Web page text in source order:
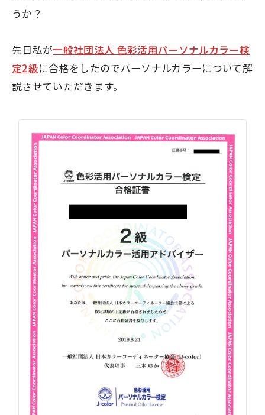
うか？
先日私が一般社団法人 色彩活用パーソナルカラー検
定2級に合格をしたのでパーソナルカラーについて解
説させていただきます。